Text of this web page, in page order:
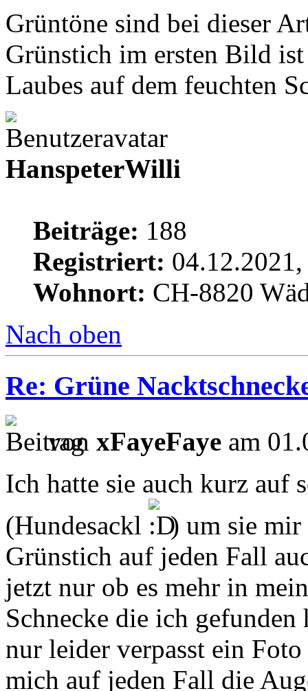
Grüntöne sind bei dieser
Grünstich im ersten Bild
Laubes auf dem feuchten
HanspeterWilli
Beiträge: 188
Registriert:
Wohnort: CH-8820
Nach oben
Re: Grüne
von xFayeFaye am
Ich hatte sie auch kurz auf
(Hundesackl
) um sie mir
Grünstich auf jeden Fall
jetzt nur ob es mehr in
Schnecke die ich
nur leider verpasst ein
mich auf jeden Fall die